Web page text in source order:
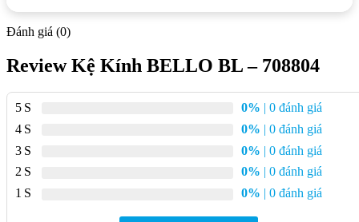
Thông số kĩ thuật Kệ Kính BELLO BL –
708804
Chất liệu:Kính cường lực dày 5mm
Kích thước:500 x 120 x 80 mm
Đánh giá (0)
Review Kệ Kính BELLO BL – 708804
5 0% | 0 đánh giá
4
0% | 0 đánh giá
3
0% | 0 đánh giá
2
0% | 0 đánh giá
1
0% | 0 đánh giá